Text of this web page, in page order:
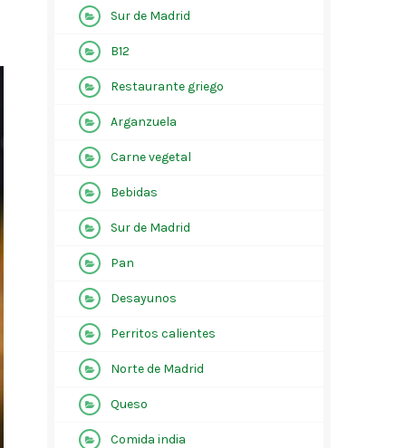
Sur de Madrid
B12
Restaurante griego
Arganzuela
Carne vegetal
Bebidas
Sur de Madrid
Pan
Desayunos
Perritos calientes
Norte de Madrid
Queso
Comida india